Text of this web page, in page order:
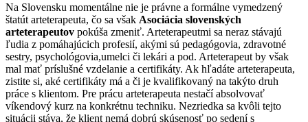
Na Slovensku momentálne nie je právne a formálne vymedzený
štatút arteterapeuta, čo sa však Asociácia slovenských
arteterapeutov pokúša zmeniť. Arteterapeutmi sa neraz stávajú
ľudia z pomáhajúcich profesií, akými sú pedagógovia, zdravotné
sestry, psychológovia,umelci či lekári a pod. Arteterapeut by však
mal mať príslušné vzdelanie a certifikáty. Ak hľadáte arteterapeuta,
zistite si, aké certifikáty má a či je kvalifikovaný na takýto druh
práce s klientom. Pre prácu arteterapeuta nestačí absolvovať
víkendový kurz na konkrétnu techniku. Nezriedka sa kvôli tejto
situácii stáva, že klient nemá dobrú skúsenosť po sedení s